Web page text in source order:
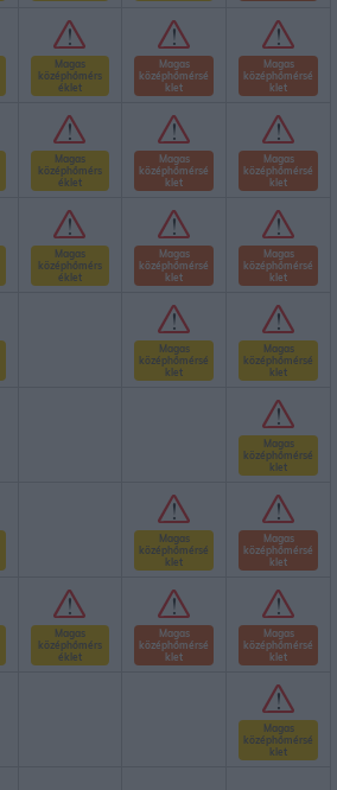
Magas
középhőmérs
éklet
Magas
középhőmérsé
klet
Magas
középhőmérsé
klet
Magas
középhőmérs
éklet
Magas
középhőmérsé
klet
Magas
középhőmérsé
klet
Magas
középhőmérs
éklet
Magas
középhőmérsé
klet
Magas
középhőmérsé
klet
Magas
középhőmérsé
klet
Magas
középhőmérsé
klet
Magas
középhőmérsé
klet
Magas
középhőmérsé
klet
Magas
középhőmérsé
klet
Magas
középhőmérs
éklet
Magas
középhőmérsé
klet
Magas
középhőmérsé
klet
Magas
középhőmérsé
klet